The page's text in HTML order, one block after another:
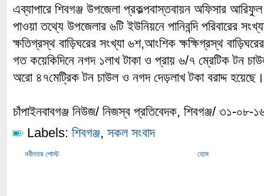
এব্যাপারে শিবগঞ্জ উপজেলা প্রকল্পবাস্তবায়ন অফিসার
পাওয়া তথ্যে উপজেলার ৬টি ইউনিয়নে পানিবন্দি পরিবারের
ক্ষতিগ্রস্থ বাড়িঘরের সংখ্যা ৬শ,আংশিক ক্ষক্ষিগ্রস্থ
গত কয়েকিদিনে নগদ ১লাখ টাকা ও প্রায় ৬/৭ ম্রেটিক টন
অরো ৪৭মেট্রিক টন চাউল ও নগদ দেড়লাখ টকা বরাদ্দ হয়েছে।
চাঁপাইনবাবগঞ্জ নিউজ/ নিজস্ব প্রতিবেদক, শিবগঞ্জ/ ৩১-০৮-
Labels: শিবগঞ্জ, সকল সংবাদ
নবীনতর পোস্ট হোম